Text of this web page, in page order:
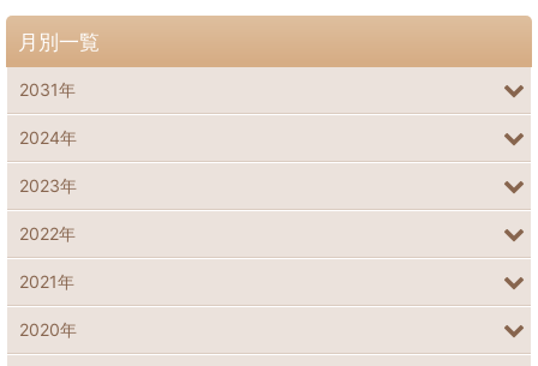
月別一覧
2031年
2024年
2023年
2022年
2021年
2020年